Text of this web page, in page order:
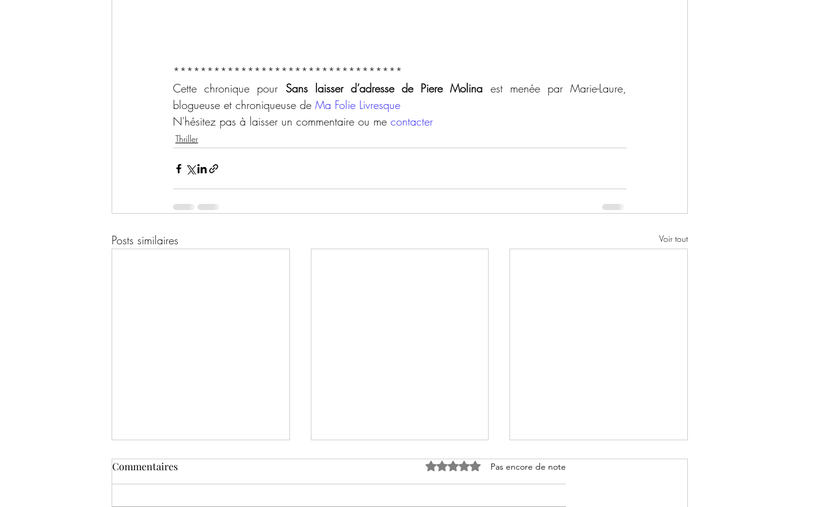
**********************************
Cette chronique pour Sans laisser d’adresse de Piere Molina est menée par Marie-Laure,
blogueuse et chroniqueuse de Ma Folie Livresque
N'hésitez pas à laisser un commentaire ou me contacter
Thriller
Posts similaires Voir tout
Commentaires Noté 0 étoile sur 5.Pas encore de note